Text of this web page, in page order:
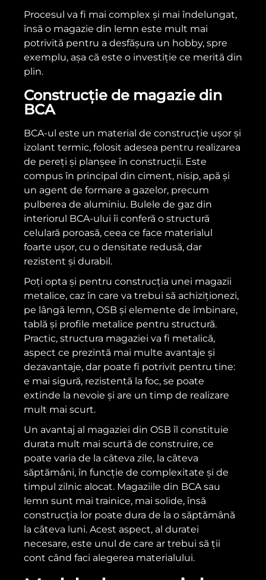
Procesul va fi mai complex și mai îndelungat,
însă o magazie din lemn este mult mai
potrivită pentru a desfășura un hobby, spre
exemplu, așa că este o investiție ce merită din
plin.
Construcție de magazie din
BCA
BCA-ul este un material de construcție ușor și
izolant termic, folosit adesea pentru realizarea
de pereți și planșee în construcții. Este
compus în principal din ciment, nisip, apă și
un agent de formare a gazelor, precum
pulberea de aluminiu. Bulele de gaz din
interiorul BCA-ului îi conferă o structură
celulară poroasă, ceea ce face materialul
foarte ușor, cu o densitate redusă, dar
rezistent și durabil.
Poți opta și pentru construcția unei magazii
metalice, caz în care va trebui să achiziționezi,
pe lângă lemn, OSB și elemente de îmbinare,
tablă și profile metalice pentru structură.
Practic, structura magaziei va fi metalică,
aspect ce prezintă mai multe avantaje și
dezavantaje, dar poate fi potrivit pentru tine:
e mai sigură, rezistentă la foc, se poate
extinde la nevoie și are un timp de realizare
mult mai scurt.
Un avantaj al magaziei din OSB îl constituie
durata mult mai scurtă de construire, ce
poate varia de la câteva zile, la câteva
săptămâni, în funcție de complexitate și de
timpul zilnic alocat. Magaziile din BCA sau
lemn sunt mai trainice, mai solide, însă
construcția lor poate dura de la o săptămână
la câteva luni. Acest aspect, al duratei
necesare, este unul de care ar trebui să ții
cont când faci alegerea materialului.